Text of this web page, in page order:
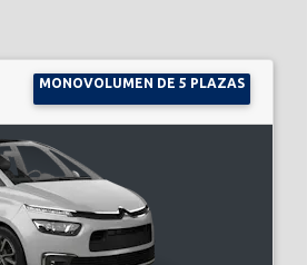
MONOVOLUMEN DE 5 PLAZAS